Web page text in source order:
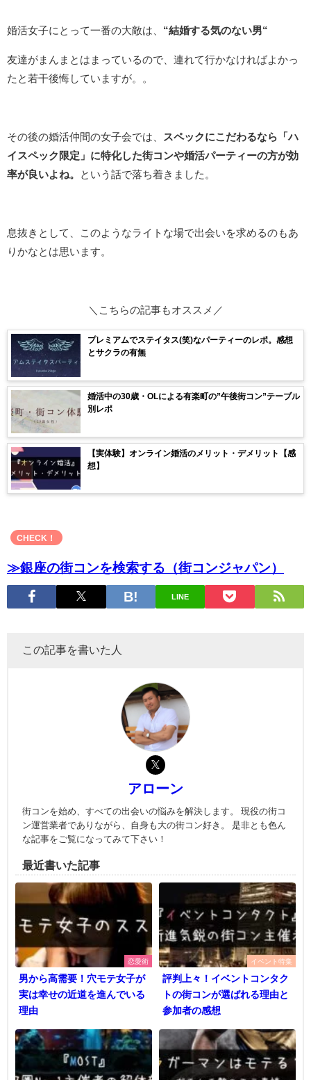
婚活女子にとって一番の大敵は、 “結婚する気のない男“
友達がまんまとはまっているので、連れて行かなければよかっ
たと若干後悔していますが。。
その後の婚活仲間の女子会では、
スペックにこだわるなら「ハ
イスペック限定」に特化した街コンや婚活パーティーの方が効
率が良いよね。
という話で落ち着きました。
息抜きとして、このようなライトな場で出会いを求めるのもあ
りかなとは思います。
＼こちらの記事もオススメ／
プレミアムでステイタス(笑)なパーティーのレポ。感想
とサクラの有無
婚活中の30歳・OLによる有楽町の”午後街コン”テーブル
別レポ
【実体験】オンライン婚活のメリット・デメリット【感
想】
CHECK！
≫銀座の街コンを検索する（街コンジャパン）
LINE
この記事を書いた人
アローン
街コンを始め、すべての出会いの悩みを解決します。 現役の街コ
ン運営業者でありながら、自身も大の街コン好き。 是非とも色ん
な記事をご覧になってみて下さい！
最近書いた記事
恋愛術
男から高需要！穴モテ女子が
実は幸せの近道を進んでいる
理由
イベント特集
評判上々！イベントコンタク
トの街コンが選ばれる理由と
参加者の感想